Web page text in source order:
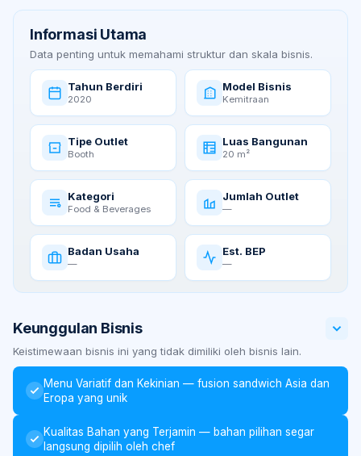
ShopeeFood.
Informasi Utama
Data penting untuk memahami struktur dan skala bisnis.
Tahun Berdiri
2020
Model Bisnis
Kemitraan
Tipe Outlet
Booth
Luas Bangunan
20 m²
Kategori
Food & Beverages
Jumlah Outlet
—
Badan Usaha
—
Est. BEP
—
Keunggulan Bisnis
Keistimewaan bisnis ini yang tidak dimiliki oleh bisnis lain.
Menu Variatif dan Kekinian — fusion sandwich Asia dan
Eropa yang unik
Kualitas Bahan yang Terjamin — bahan pilihan segar
langsung dipilih oleh chef